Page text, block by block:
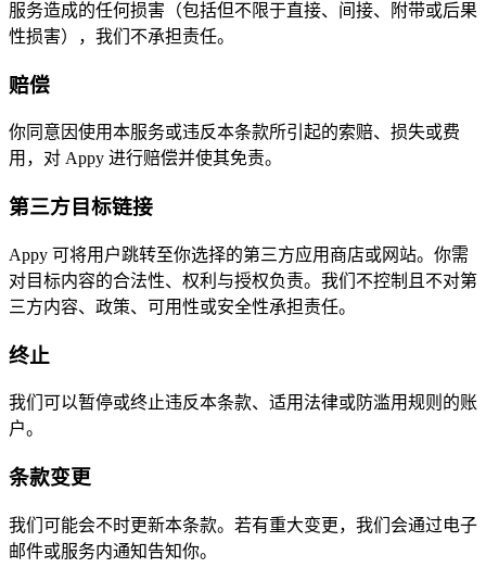
服务造成的任何损害（包括但不限于直接、间接、附带或后果
性损害），我们不承担责任。
赔偿
你同意因使用本服务或违反本条款所引起的索赔、损失或费
用，对 Appy 进行赔偿并使其免责。
第三方目标链接
Appy 可将用户跳转至你选择的第三方应用商店或网站。你需
对目标内容的合法性、权利与授权负责。我们不控制且不对第
三方内容、政策、可用性或安全性承担责任。
终止
我们可以暂停或终止违反本条款、适用法律或防滥用规则的账
户。
条款变更
我们可能会不时更新本条款。若有重大变更，我们会通过电子
邮件或服务内通知告知你。